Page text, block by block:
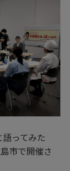
語ってみた
市で開催さ